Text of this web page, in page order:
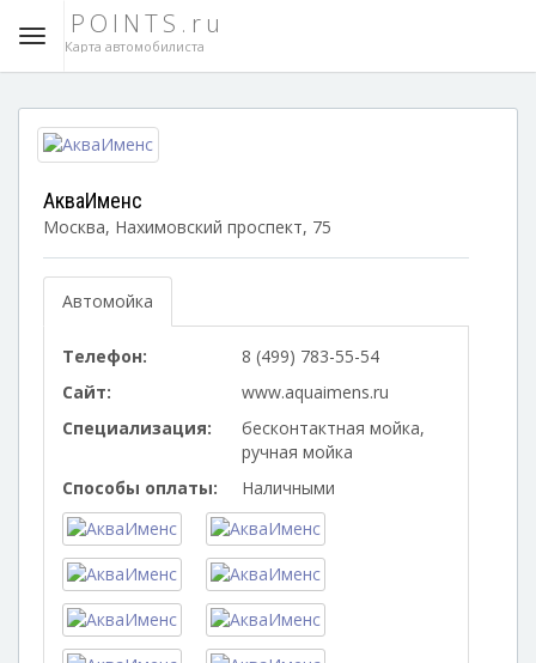
POINTS.ru
Карта автомобилиста
АкваИменс
Москва, Нахимовский проспект, 75
Автомойка
Телефон:
8 (499) 783-55-54
Сайт:
www.aquaimens.ru
Специализация:
бесконтактная мойка,
ручная мойка
Способы оплаты:
Наличными